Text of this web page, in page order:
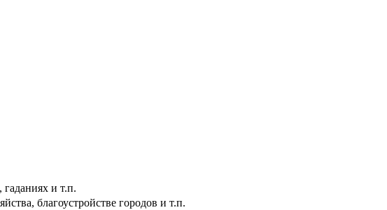
и т.п.
благоустройстве городов и т.п.